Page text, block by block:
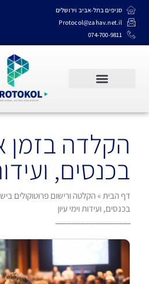
סניפים בתל-אביב וירושלים
Protocol@zahav.net.il
074-700-9811
הקלדה
בכנסים,
דף הבית »הקלטה ורישום פרוטוקולים
בכנסים, ועידות וימי עיון